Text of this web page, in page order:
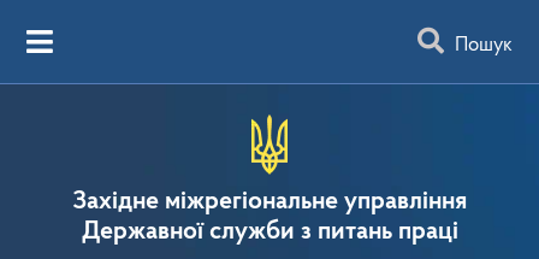
Пошук
Західне міжрегіональне управління
Державної служби з питань праці